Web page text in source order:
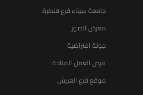
جامعة سيناء فرع قنطرة
معرض الصور
جولة افتراضية
فرص العمل المتاحة
موقع فرع العريش